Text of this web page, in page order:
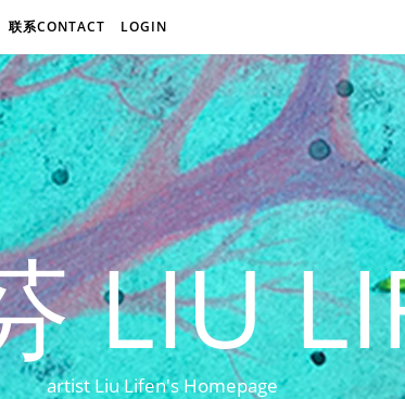
联系CONTACT LOGIN
LIU
artist Liu Lifen's Homepage